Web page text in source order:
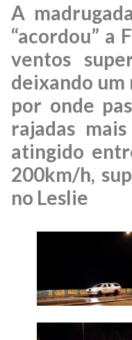
A
“acordou” a
ventos
deixando
por onde
rajadas
atingido
200km/h,
no Leslie